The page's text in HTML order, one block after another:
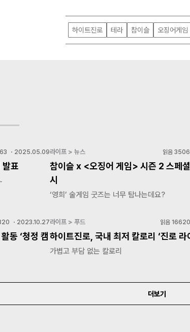
하이트진로 테라 참이슬 오징어게임
・ 2025.05.09
발표
라이프 > 뉴스 읽음
참이슬 x <오징어 게임> 시즌 2 스페
시
‘영희’ 술게임 굿즈는 너무 탐나는데요?
・ 2023.10.27
동 ‘청정 캠
라이프 > 푸드 읽음 16620
하이트진로, 국내 최저 칼로리 ‘진로 라
가볍고 부담 없는 칼로리
더보기